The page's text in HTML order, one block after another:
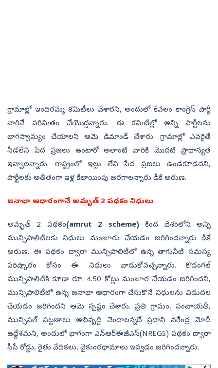
గ్రామాల్లో ఇందిరమ్మ కమిటీలు వేశారని, అందులో కేవలం కాంగ్రెస్‌ పార్టీ
వారినే పరిమితం చేయొద్దన్నారు. ఈ కమిటీల్లో అన్ని పార్టీలను
భాగస్వామ్యం చేయాలని ఆమె డిమాండ్‌ చేశారు. గ్రామాల్లో ఎవరైతే
నీడలేని పేద ప్రజలు ఉంటారో అలాంటి వారికి మొదటి ప్రాధాన్యత
ఇవ్వాలన్నారు. రాష్ట్రంలో ఇల్లు లేని పేద ప్రజలు ఉండకూడదని,
పార్టీలకు అతీతంగా ఇళ్ల కేటాయింపు జరగాలన్నారు డీకే అరుణ.
జనాభా ఆధారంగానే అమృత్‌ 2 పథకం నిధులు
అమృత్‌ 2 పథకం(amrut 2 scheme)కింద దేశంలోని అన్ని
మున్సిపాలిటీలకు నిధులు మంజూరు చేయడం జరిగిందన్నారు డీకే
అరుణ. ఈ పథకం ద్వారా మున్సిపాలిటీలో ఉన్న తాగునీటి సమస్య
పరిష్కారం కోసం ఈ నిధులు వాడుకోవచ్చన్నారు. కొడంగల్‌
మున్సిపాలిటీకి కూడా రూ. 4.50 కోట్లు మంజూర చేయడం జరిగిందని,
మున్సిపాలిటీలో ఉన్న జనాభా ఆధారంగా చేసుకొనే నిధులను విడుదల
చేయడం జరిగిందని ఆమె స్పష్టం చేశారు. ప్రతి గ్రామం, పంచాయతీ,
మున్సిపల్‌ పట్టణాలు అభివృద్ధి చెందాలన్నదే ప్రధాని నరేంద్ర మోదీ
ఉద్దేశమని, అందులో భాగంగా ఎన్‌ఆర్‌ఈజీఎస్‌(NREGS) పథకం ద్వారా
సీసీ రోడ్డు, రైతు వేదికలు, వైకుంఠధామాలు ఇవ్వడం జరిగిందన్నారు.